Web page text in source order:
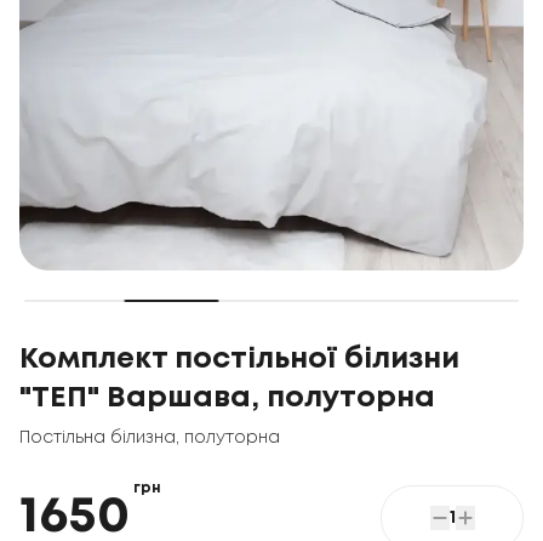
Комплект постільної білизни
"ТЕП" Варшава, полуторна
Постільна білизна полуторна
1650
грн
1